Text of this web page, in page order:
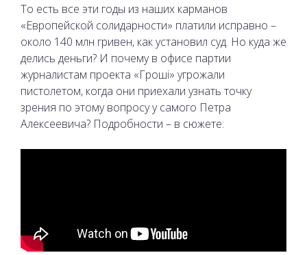
То есть все эти годы из наших карманов
«Европейской солидарности» платили исправно –
около 140 млн гривен, как установил суд. Но куда же
делись деньги? И почему в офисе партии
журналистам проекта «Гроші» угрожали
пистолетом, когда они приехали узнать точку
зрения по этому вопросу у самого Петра
Алексеевича? Подробности – в сюжете: